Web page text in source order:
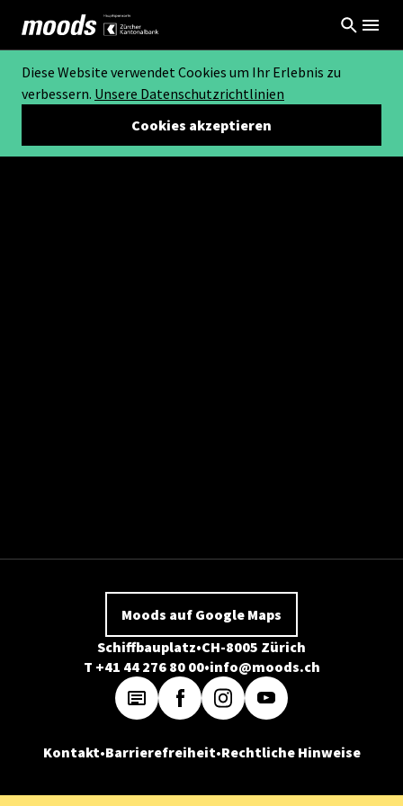
Diese Website verwendet Cookies um Ihr Erlebnis zu
verbessern. Unsere Datenschutzrichtlinien
Cookies akzeptieren
Moods auf Google Maps
Schiffbauplatz CH-8005 Zürich
T +41 44 276 80 00 info@moods.ch
Kontakt Barrierefreiheit Rechtliche Hinweise